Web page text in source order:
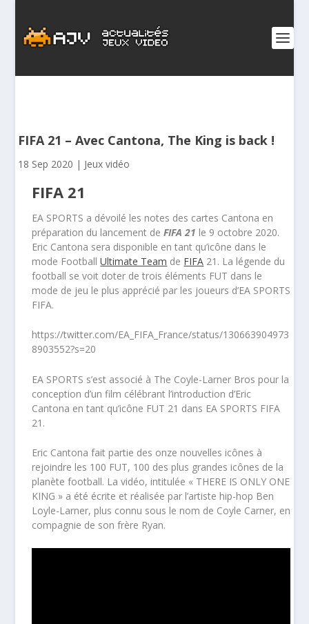
FIFA 21 – Avec Cantona, The King is back !
18 Sep 2020 | Jeux vidéo
FIFA 21
EA SPORTS a dévoilé les notes des cartes Cantona en
préparation du lancement deFIFA 21 le 9 octobre 2020.
Eric Cantona sera disponible en tant qu’icône dans le
mode FootballUltimate Team de FIFA 21. La légende du
football se voit doter de trois éléments FUT dans le
mode de jeu le plus apprécié par les joueurs d’EA SPORTS
FIFA.
https://twitter.com/EA_FIFA_France/status/130663904973
8903552?s=20
EA SPORTS s’est associé à The Coyle-Larner Bros pour la
conception d’un film célébrant l’introduction d’Eric
Cantona en tant qu’icône FUT 21 dans EA SPORTS FIFA
21.
Eric Cantona fait partie des onze nouvelles icônes à
rejoindre les 100 FUT, 100 des plus grandes icônes de la
planète football. La vidéo, intitulée « THERE IS ONLY ONE
KING » a été écrite et réalisée par l’artiste hip-hop Ben
Loyle-Larner, plus connu sous le nom de Coyle Carner, en
compagnie de son frère Ryan.